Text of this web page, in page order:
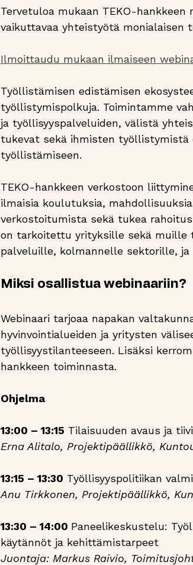
Tervetuloa mukaan TEKO-
vaikuttavaa yhteistyötä monialaisen
Ilmoittaudu mukaan ilmaiseen
Työllistämisen edistämisen
työllistymispolkuja. Toimintamme
ja työllisyyspalveluiden, välistä
tukevat sekä ihmisten työllistymistä
työllistämiseen.
TEKO-hankkeen verkostoon
ilmaisia koulutuksia,
verkostoitumista sekä tukea
on tarkoitettu yrityksille sekä muille
palveluille, kolmannelle sektorille,
Miksi osallistua webinaariin?
Webinaari tarjoaa napakan
hyvinvointialueiden ja yritysten
työllisyystilanteeseen. Lisäksi
hankkeen toiminnasta.
Ohjelma
13:00 – 13:15 Tilaisuuden avaus ja
Erna Alitalo, Projektipäällikkö,
13:15 – 13:30 Työllisyyspolitiikan
Anu Tirkkonen, Projektipäällikkö,
13:30 – 14:00 Paneelikeskustelu:
käytännöt ja kehittämistarpeet
Juontaja: Markus Raivio,